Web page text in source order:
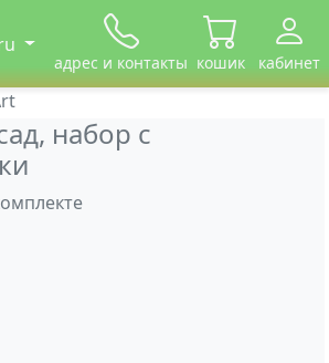
адрес и контакты кошик кабинет
набор с